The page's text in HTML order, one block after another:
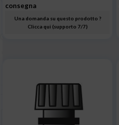
consegna
Una domanda su questo prodotto ?
Clicca qui (supporto 7/7)